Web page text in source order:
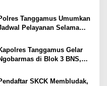
Tanggamus Umumkan
Pelayanan Selama
2026
Tanggamus Gelar
di Blok 3 BNS,
SKCK Membludak,